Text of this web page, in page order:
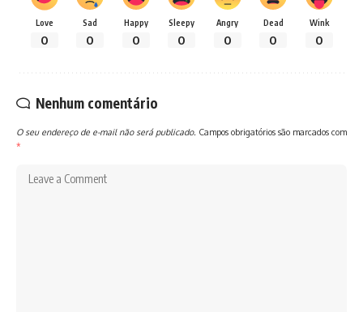
Love
0
Sad
0
Happy
0
Sleepy
0
Angry
0
Dead
0
Wink
0
Nenhum comentário
O seu endereço de e-mail não será publicado. Campos obrigatórios são marcados com
*